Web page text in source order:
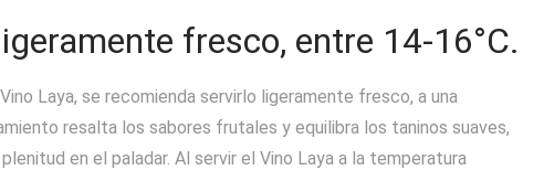
fresco, entre 14-16°C.
Laya, se recomienda servirlo ligeramente fresco, a una
resalta los sabores frutales y equilibra los taninos suaves,
en el paladar. Al servir el Vino Laya a la temperatura